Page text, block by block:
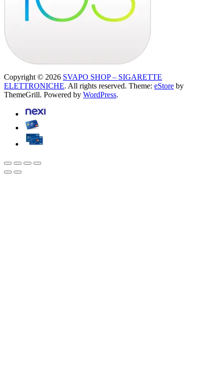
Copyright © 2026 SVAPO SHOP – SIGARETTE
ELETTRONICHE. All rights reserved. Theme: eStore by
ThemeGrill. Powered by WordPress.